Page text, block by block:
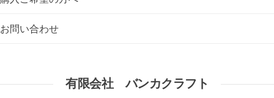
お問い合わせ
有限会社 バンカクラフト